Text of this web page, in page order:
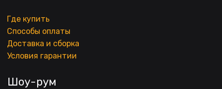
Где купить
Способы оплаты
Доставка и сборка
Условия гарантии
Шоу-рум